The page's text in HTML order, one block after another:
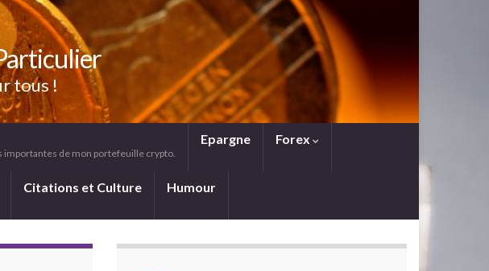
tous !
importantes de mon portefeuille crypto.
Epargne Forex
Citations et Culture Humour